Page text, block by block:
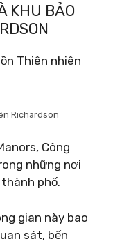
KHU BẢO
Richardson
Công
những nơi
phố.
gian này bao
sát, bến